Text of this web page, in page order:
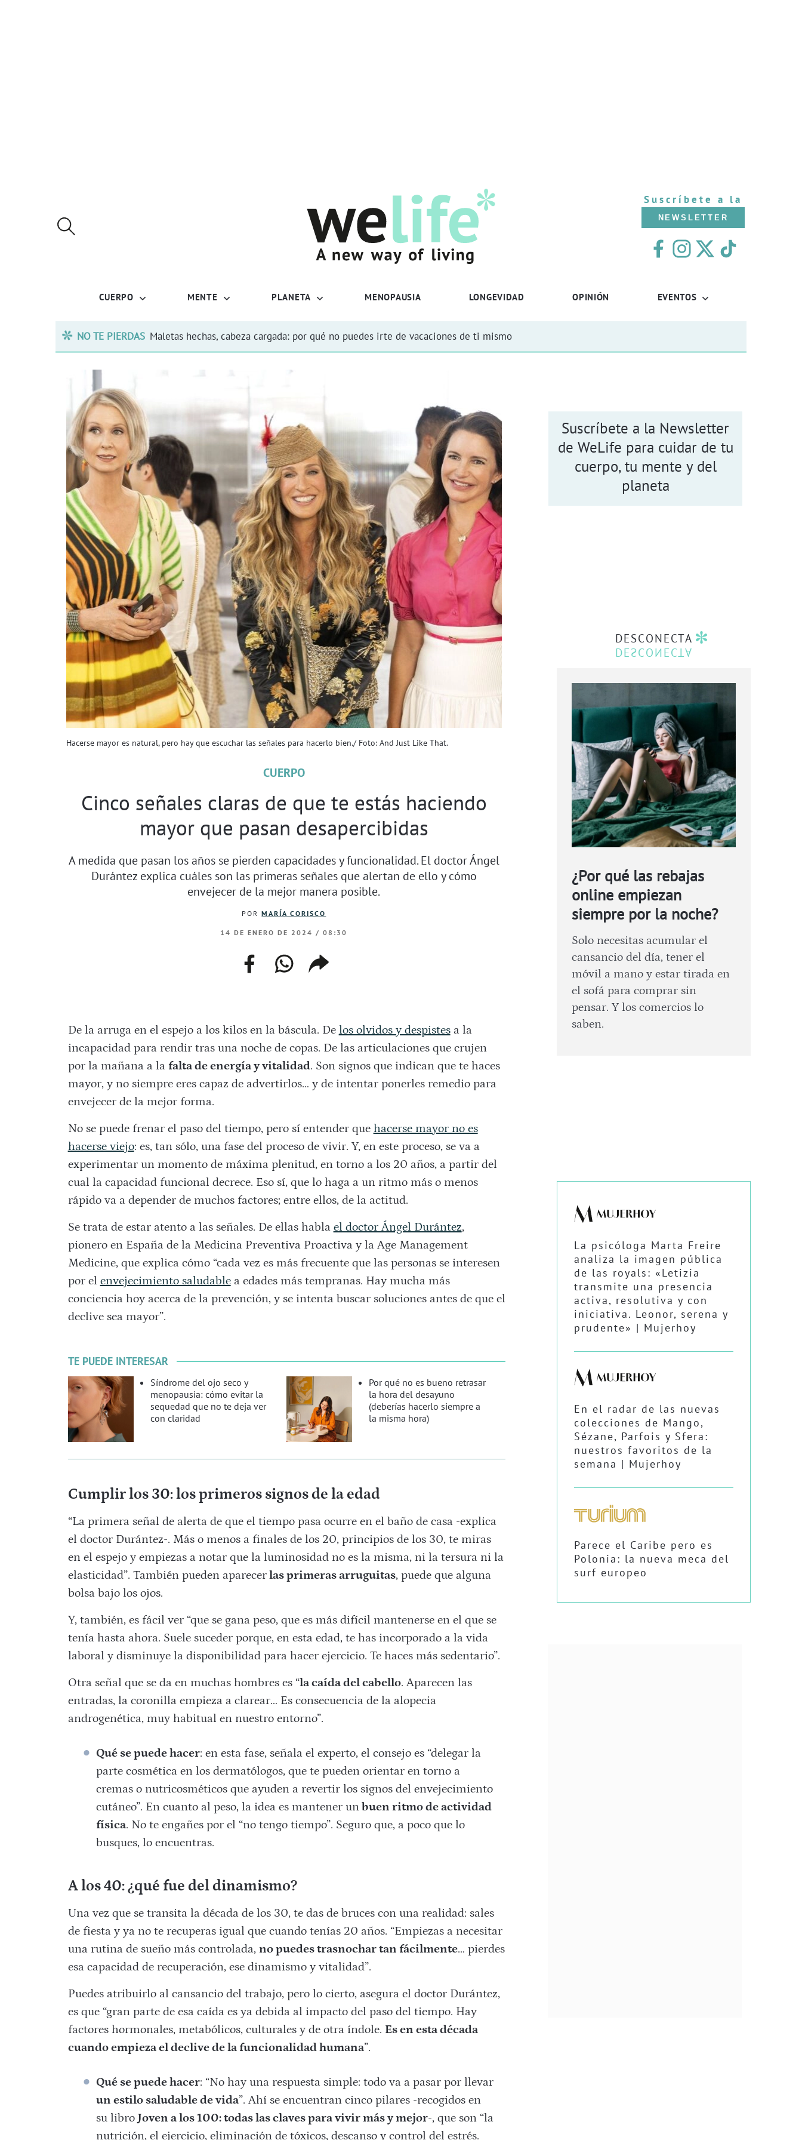
Suscríbete a la
NEWSLETTER
CUERPO MENTE PLANETA MENOPAUSIA LONGEVIDAD OPINIÓN EVENTOS
NO TE PIERDAS Maletas hechas, cabeza cargada: por qué no puedes irte de vacaciones de ti mismo
Hacerse mayor es natural, pero hay que escuchar las señales para hacerlo bien./ Foto: And Just Like That.
CUERPO
Cinco señales claras de que te estás haciendo
mayor que pasan desapercibidas
A medida que pasan los años se pierden capacidades y funcionalidad. El doctor Ángel
Durántez explica cuáles son las primeras señales que alertan de ello y cómo
envejecer de la mejor manera posible.
PORMARÍA CORISCO
14 DE ENERO DE 2024 / 08:30
facebookwhatsapp
web
copiar
enlace
De la arruga en el espejo a los kilos en la báscula. De los olvidos y despistesa la
incapacidad para rendir tras una noche de copas. De las articulaciones que crujen
por la mañana a la falta de energía y vitalidad. Son signos que indican que te haces
mayor, y no siempre eres capaz de advertirlos… y de intentar ponerles remedio para
envejecer de la mejor forma.
No se puede frenar el paso del tiempo, pero sí entender que hacerse mayor no es
hacerse viejo: es, tan sólo, una fase del proceso de vivir. Y, en este proceso, se va a
experimentar un momento de máxima plenitud, en torno a los 20 años, a partir del
cual la capacidad funcional decrece. Eso sí, que lo haga a un ritmo más o menos
rápido va a depender de muchos factores; entre ellos, de la actitud.
Se trata de estar atento a las señales. De ellas habla el doctor Ángel Durántez,
pionero en España de la Medicina Preventiva Proactiva y la Age Management
Medicine, que explica cómo “cada vez es más frecuente que las personas se interesen
por el envejecimiento saludablea edades más tempranas. Hay mucha más
conciencia hoy acerca de la prevención, y se intenta buscar soluciones antes de que el
declive sea mayor”.
TE PUEDE INTERESAR
Síndrome del ojo seco y
menopausia: cómo evitar la
sequedad que no te deja ver
con claridad
Por qué no es bueno retrasar
la hora del desayuno
(deberías hacerlo siempre a
la misma hora)
Cumplir los 30: los primeros signos de la edad
“La primera señal de alerta de que el tiempo pasa ocurre en el baño de casa -explica
el doctor Durántez-. Más o menos a finales de los 20, principios de los 30, te miras
en el espejo y empiezas a notar que la luminosidad no es la misma, ni la tersura ni la
elasticidad”. También pueden aparecerlas primeras arruguitas, puede que alguna
bolsa bajo los ojos.
Y, también, es fácil ver “que se gana peso, que es más difícil mantenerse en el que se
tenía hasta ahora. Suele suceder porque, en esta edad, te has incorporado a la vida
laboral y disminuye la disponibilidad para hacer ejercicio. Te haces más sedentario”.
Otra señal que se da en muchas hombres es “la caída del cabello. Aparecen las
entradas, la coronilla empieza a clarear… Es consecuencia de la alopecia
androgenética, muy habitual en nuestro entorno”.
Qué se puede hacer: en esta fase, señala el experto, el consejo es “delegar la
parte cosmética en los dermatólogos, que te pueden orientar en torno a
cremas o nutricosméticos que ayuden a revertir los signos del envejecimiento
cutáneo”. En cuanto al peso, la idea es mantener unbuen ritmo de actividad
física. No te engañes por el “no tengo tiempo”. Seguro que, a poco que lo
busques, lo encuentras.
A los 40: ¿qué fue del dinamismo?
Una vez que se transita la década de los 30, te das de bruces con una realidad: sales
de fiesta y ya no te recuperas igual que cuando tenías 20 años. “Empiezas a necesitar
una rutina de sueño más controlada, no puedes trasnochar tan fácilmente… pierdes
esa capacidad de recuperación, ese dinamismo y vitalidad”.
Puedes atribuirlo al cansancio del trabajo, pero lo cierto, asegura el doctor Durántez,
es que “gran parte de esa caída es ya debida al impacto del paso del tiempo. Hay
factores hormonales, metabólicos, culturales y de otra índole. Es en esta década
cuando empieza el declive de la funcionalidad humana”.
Qué se puede hacer: “No hay una respuesta simple: todo va a pasar por llevar
un estilo saludable de vida”. Ahí se encuentran cinco pilares -recogidos en
su libroJoven a los 100: todas las claves para vivir más y mejor-, que son “la
nutrición, el ejercicio, eliminación de tóxicos, descanso y control del estrés.
Suscríbete a la Newsletter
de WeLife para cuidar de tu
cuerpo, tu mente y del
planeta
DESCONECTA
¿Por qué las rebajas
online empiezan
siempre por la noche?
Solo necesitas acumular el
cansancio del día, tener el
móvil a mano y estar tirada en
el sofá para comprar sin
pensar. Y los comercios lo
saben.
La psicóloga Marta Freire
analiza la imagen pública
de las royals: «Letizia
transmite una presencia
activa, resolutiva y con
iniciativa. Leonor, serena y
prudente» | Mujerhoy
En el radar de las nuevas
colecciones de Mango,
Sézane, Parfois y Sfera:
nuestros favoritos de la
semana | Mujerhoy
Parece el Caribe pero es
Polonia: la nueva meca del
surf europeo